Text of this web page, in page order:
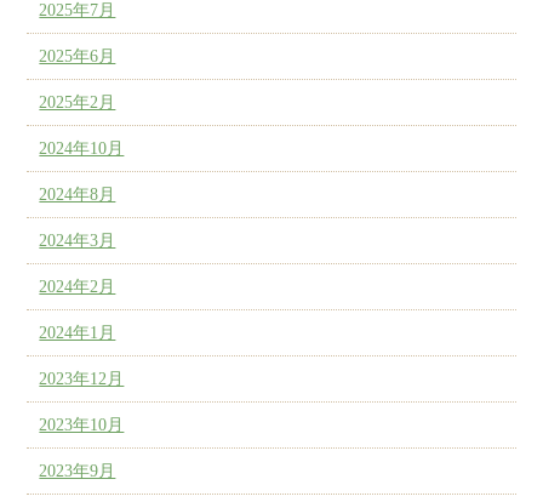
2025年7月
2025年6月
2025年2月
2024年10月
2024年8月
2024年3月
2024年2月
2024年1月
2023年12月
2023年10月
2023年9月